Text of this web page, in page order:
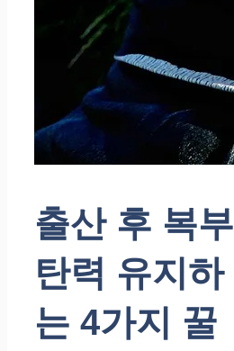
출산 후 복부
탄력 유지하
는 4가지 꿀